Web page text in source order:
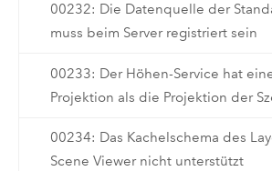
00232: Die Datenquelle der
muss beim Server registriert sein
00233: Der Höhen-Service hat
Projektion als die Projektion der
00234: Das Kachelschema des
Scene Viewer nicht unterstützt